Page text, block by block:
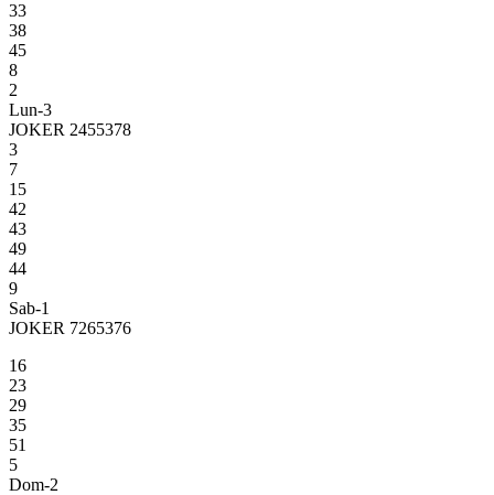
33
38
45
8
2
Lun-3
JOKER 2455378
3
7
15
42
43
49
44
9
Sab-1
JOKER 7265376
16
23
29
35
51
5
Dom-2